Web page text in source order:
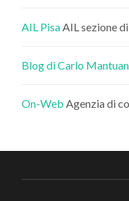
AIL PisaAIL sezione
Blog di Carlo
On-Web Agenzia di